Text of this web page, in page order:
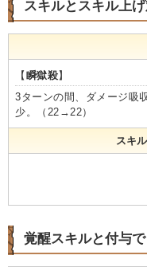
スキルとスキル上
【瞬獄殺】
3ターンの間、ダメージ吸
少。（22→22）
スキ
覚醒スキルと付与